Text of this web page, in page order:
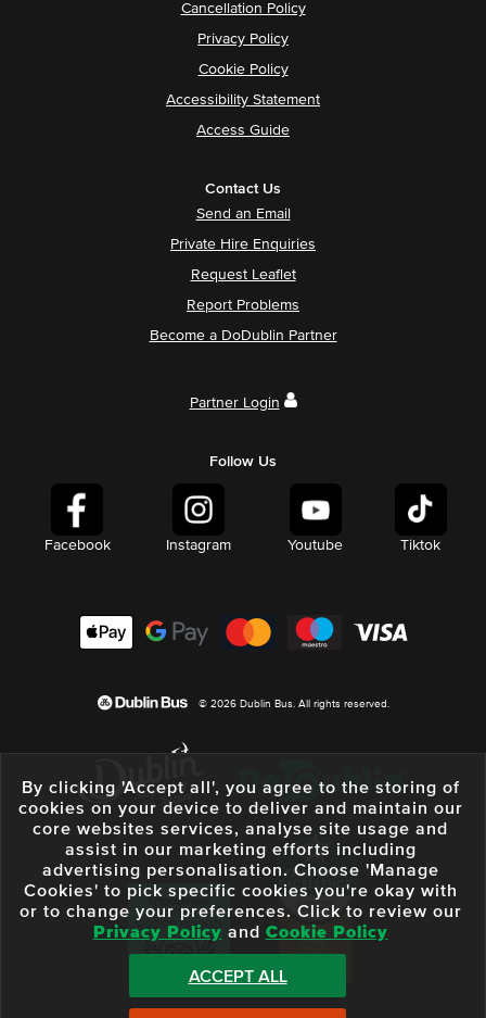
Cancellation Policy
Privacy Policy
Cookie Policy
Accessibility Statement
Access Guide
Contact Us
Send an Email
Private Hire Enquiries
Request Leaflet
Report Problems
Become a DoDublin Partner
Partner Login
Follow Us
Facebook Instagram Youtube Tiktok
© 2026 Dublin Bus. All rights reserved.
By clicking 'Accept all', you agree to the storing of
cookies on your device to deliver and maintain our
core websites services, analyse site usage and
assist in our marketing efforts including
advertising personalisation. Choose 'Manage
Cookies' to pick specific cookies you're okay with
or to change your preferences. Click to review our
Privacy Policy and Cookie Policy
ACCEPT ALL